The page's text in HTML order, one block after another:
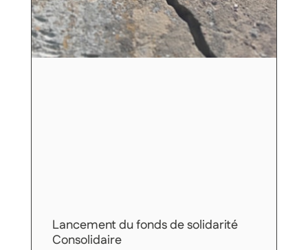
Lancement du fonds de solidarité
Consolidaire